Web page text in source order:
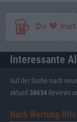
Interessante
Auf der Suche nach
aktuell 38634 Reviews
Nach Wertung